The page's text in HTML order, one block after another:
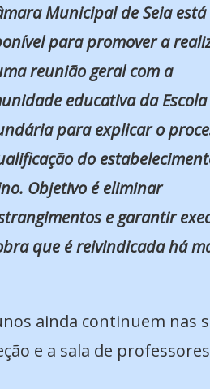
Municipal de Seia está
para promover a
reunião geral com a
educativa da Escola
para explicar o
do
Objetivo é eliminar
e garantir
que é reivindicada há
ainda continuem nas
e a sala de